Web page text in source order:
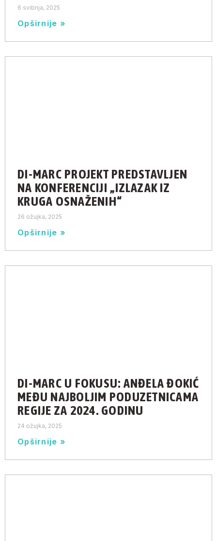
6 svibnja, 2025
Opširnije »
DI-MARC PROJEKT PREDSTAVLJEN
NA KONFERENCIJI „IZLAZAK IZ
KRUGA OSNAŽENIH“
26 ožujka, 2025
Opširnije »
DI-MARC U FOKUSU: ANĐELA ĐOKIĆ
MEĐU NAJBOLJIM PODUZETNICAMA
REGIJE ZA 2024. GODINU
24 ožujka, 2025
Opširnije »